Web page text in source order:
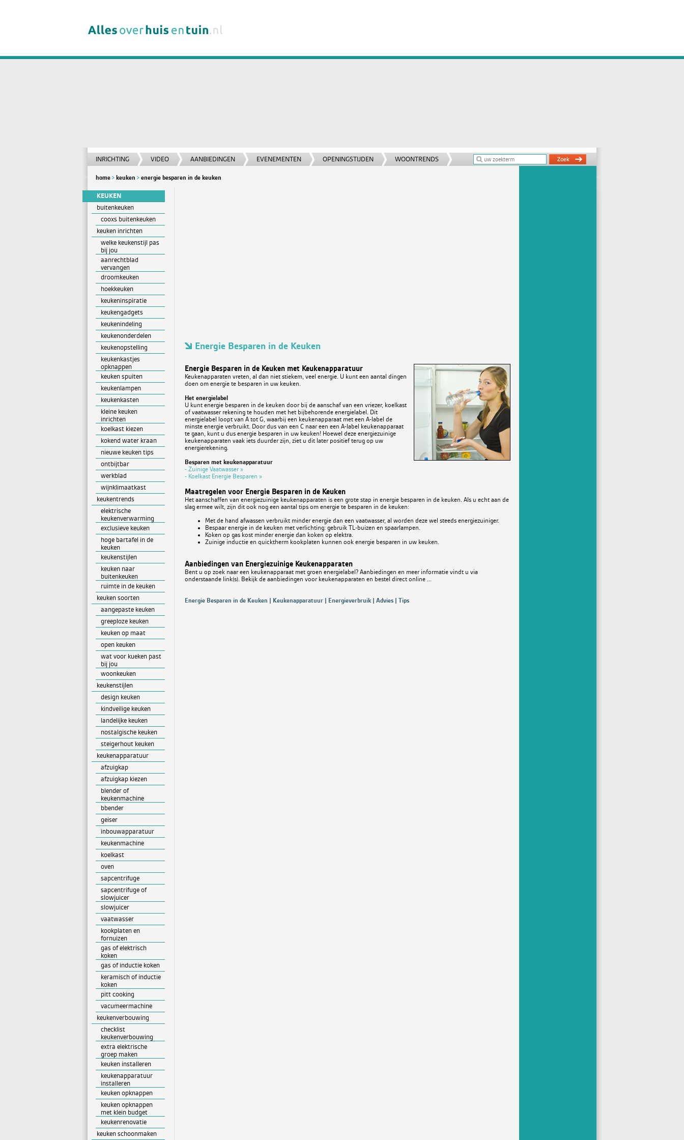
INRICHTING VIDEO AANBIEDINGEN EVENEMENTEN OPENINGSTIJDEN WOONTRENDS
home keuken energie besparen in de keuken
Energie Besparen in de Keuken
Energie Besparen in de Keuken met Keukenapparatuur
Keukenapparaten vreten, al dan niet stiekem, veel energie. U kunt een aantal dingen
doen om energie te besparen in uw keuken.
Het energielabel
U kunt energie besparen in de keuken door bij de aanschaf van een vriezer, koelkast
of vaatwasser rekening te houden met het bijbehorende energielabel. Dit
energielabel loopt van A tot G, waarbij een keukenapparaat met een A-label de
minste energie verbruikt. Door dus van een C naar een een A-label keukenapparaat
te gaan, kunt u dus energie besparen in uw keuken! Hoewel deze energiezuinige
keukenapparaten vaak iets duurder zijn, ziet u dit later positief terug op uw
energierekening.
Besparen met keukenapparatuur
- Zuinige Vaatwasser »
- Koelkast Energie Besparen »
Maatregelen voor Energie Besparen in de Keuken
Het aanschaffen van energiezuinige keukenapparaten is een grote stap in energie besparen in de keuken. Als u echt aan de
slag ermee wilt, zijn dit ook nog een aantal tips om energie te besparen in de keuken:
Met de hand afwassen verbruikt minder energie dan een vaatwasser, al worden deze wel steeds energiezuiniger.
Bespaar energie in de keuken met verlichting: gebruik TL-buizen en spaarlampen.
Koken op gas kost minder energie dan koken op elektra.
Zuinige inductie en quicktherm kookplaten kunnen ook energie besparen in uw keuken.
Aanbiedingen van Energiezuinige Keukenapparaten
Bent u op zoek naar een keukenapparaat met groen energielabel? Aanbiedingen en meer informatie vindt u via
onderstaande link(s). Bekijk de aanbiedingen voor keukenapparaten en bestel direct online ...
Energie Besparen in de Keuken | Keukenapparatuur | Energieverbruik | Advies | Tips
KEUKEN
buitenkeuken
cooxs buitenkeuken
keuken inrichten
welke keukenstijl pas
bij jou
aanrechtblad
vervangen
droomkeuken
hoekkeuken
keukeninspiratie
keukengadgets
keukenindeling
keukenonderdelen
keukenopstelling
keukenkastjes
opknappen
keuken spuiten
keukenlampen
keukenkasten
kleine keuken
inrichten
koelkast kiezen
kokend water kraan
nieuwe keuken tips
ontbijtbar
werkblad
wijnklimaatkast
keukentrends
elektrische
keukenverwarming
exclusieve keuken
hoge bartafel in de
keuken
keukenstijlen
keuken naar
buitenkeuken
ruimte in de keuken
keuken soorten
aangepaste keuken
greeploze keuken
keuken op maat
open keuken
wat voor kueken past
bij jou
woonkeuken
keukenstijlen
design keuken
kindveilige keuken
landelijke keuken
nostalgische keuken
steigerhout keuken
keukenapparatuur
afzuigkap
afzuigkap kiezen
blender of
keukenmachine
bbender
geiser
inbouwapparatuur
keukenmachine
koelkast
oven
sapcentrifuge
sapcentrifuge of
slowjuicer
slowjuicer
vaatwasser
kookplaten en
fornuizen
gas of elektrisch
koken
gas of inductie koken
keramisch of inductie
koken
pitt cooking
vacumeermachine
keukenverbouwing
checklist
keukenverbouwing
extra elektrische
groep maken
keuken installeren
keukenapparatuur
installeren
keuken opknappen
keuken opknappen
met klein budget
keukenrenovatie
keuken schoonmaken